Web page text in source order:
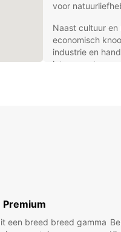
voor
Naast cultuur en
economisch
industrie en
interessant voor
compacte
minivan, wij
Premium
een breed breed gamma